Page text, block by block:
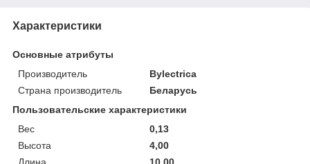
Характеристики
Основные атрибуты
Производитель
Bylectrica
Страна производитель
Беларусь
Пользовательские характеристики
Вес
0,13
Высота
4,00
Длина
10,00